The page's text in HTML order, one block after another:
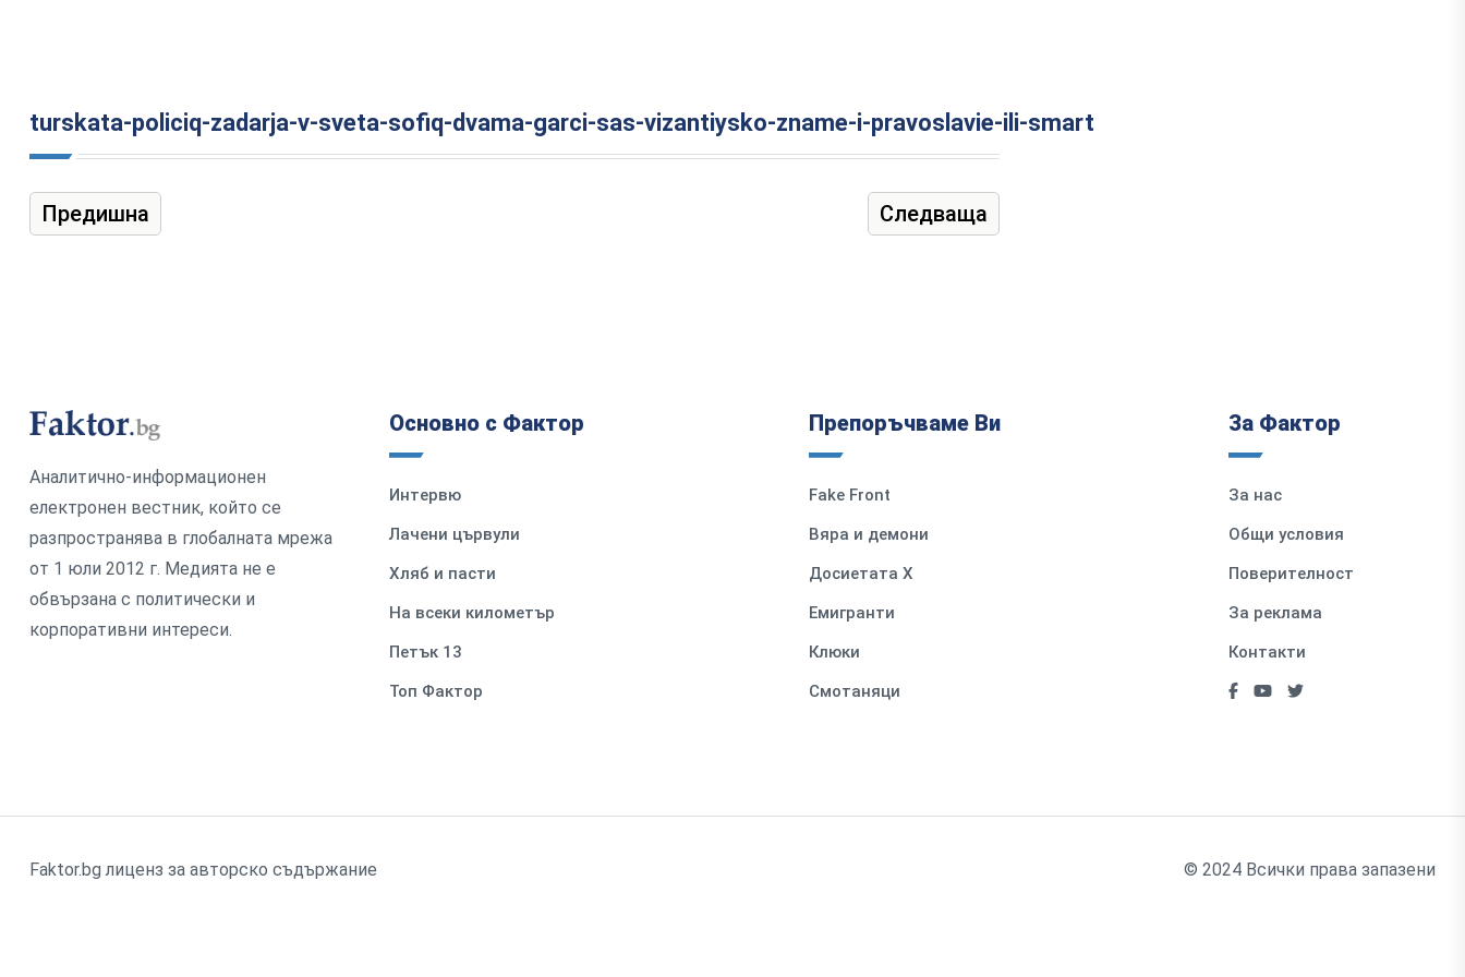
turskata-policiq-zadarja-v-sveta-sofiq-dvama-garci-sas-vizantiysko-zname-i-pravoslavie-ili-smart
Предишна Следваща
Аналитично-информационен
електронен вестник, който се
разпространява в глобалната мрежа
от 1 юли 2012 г. Медията не е
обвързана с политически и
корпоративни интереси.
Основно с Фактор
Интервю
Лачени цървули
Хляб и пасти
На всеки километър
Петък 13
Топ Фактор
Препоръчваме Ви
Fake Front
Вяра и демони
Досиетата Х
Емигранти
Клюки
Смотаняци
За Фактор
За нас
Общи условия
Поверителност
За реклама
Контакти
Faktor.bg лиценз за авторско съдържание © 2024 Всички права запазени